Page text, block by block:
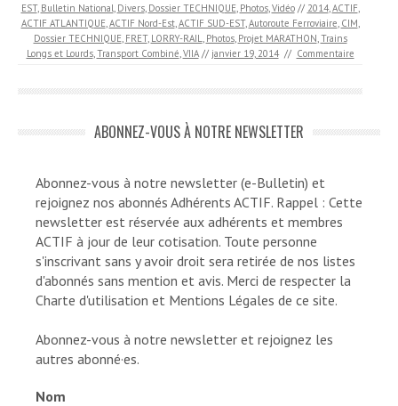
EST, Bulletin National Divers, Dossier TECHNIQUE, Photos, Vidéo // 2014, ACTIF,
ACTIF ATLANTIQUE, ACTIF Nord-Est, ACTIF SUD-EST, Autoroute Ferroviaire CIM
Dossier TECHNIQUE, FRET, LORRY-RAIL Photos, Projet MARATHON Trains
Longs et Lourds, Transport Combiné VIIA // janvier 19, 2014 // Commentaire
ABONNEZ-VOUS À NOTRE NEWSLETTER
Abonnez-vous à notre newsletter (e-Bulletin) et
rejoignez nos abonnés Adhérents ACTIF. Rappel : Cette
newsletter est réservée aux adhérents et membres
ACTIF à jour de leur cotisation. Toute personne
s'inscrivant sans y avoir droit sera retirée de nos listes
d'abonnés sans mention et avis. Merci de respecter la
Charte d'utilisation et Mentions Légales de ce site.
Abonnez-vous à notre newsletter et rejoignez les
autres abonné·es.
Nom